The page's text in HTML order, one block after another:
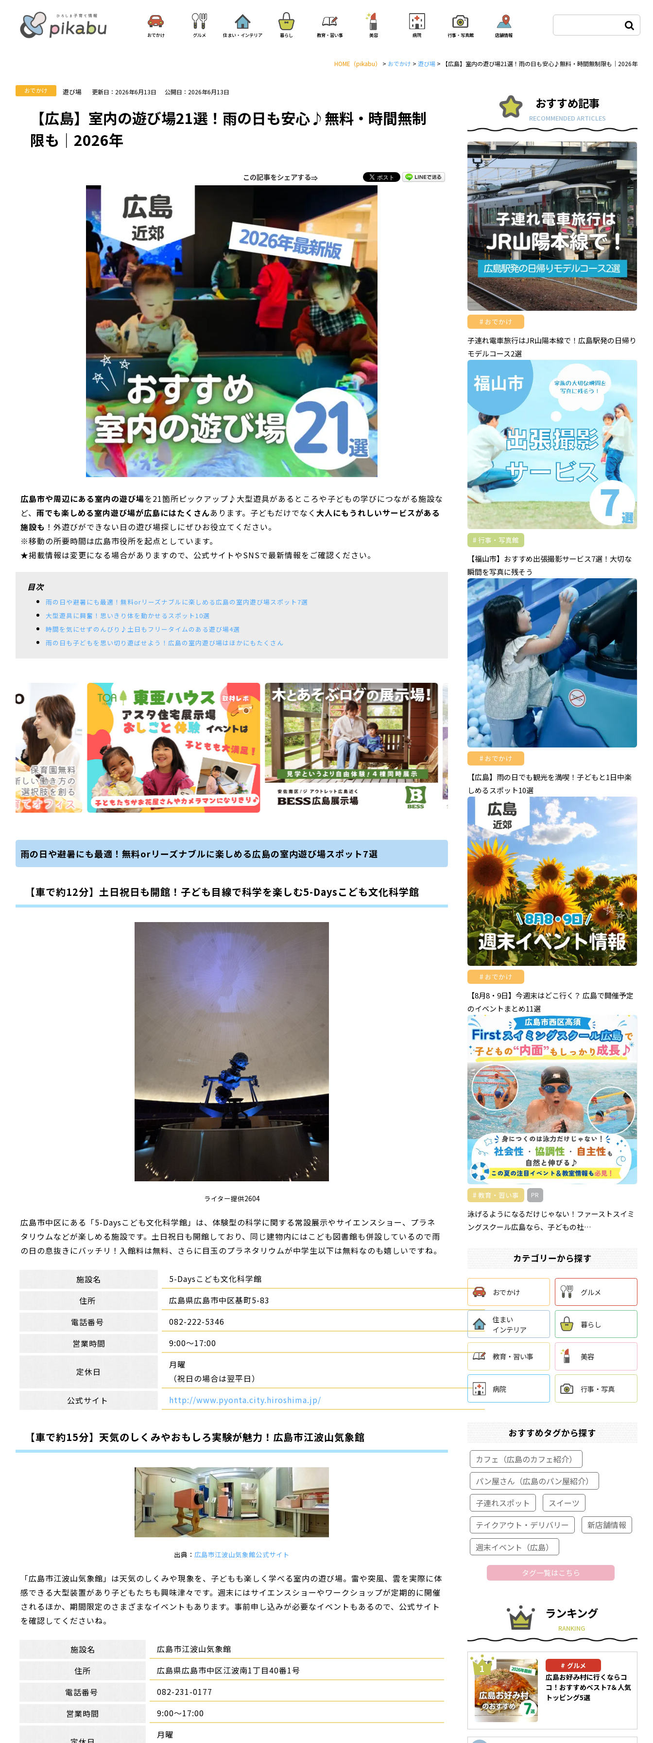
おでかけ グルメ 住まい・インテリア 暮らし 教育・習い事 美容 病院 行事・写真館 店舗情報
HOME （pikabu） > おでかけ > 遊び場 > 【広島】室内の遊び場21選！雨の日も安心♪無料・時間無制限も｜2026年
おでかけ 遊び場 更新日：2026年6月13日 公開日：2026年6月13日
【広島】室内の遊び場21選！雨の日も安心♪無料・時間無制
限も｜2026年
この記事をシェアする
広島市や周辺にある室内の遊び場を21箇所ピックアップ♪大型遊具があるところや子どもの学びにつながる施設な
ど、 雨でも楽しめる室内遊び場が広島にはたくさんあります。子どもだけでなく 大人にもうれしいサービスがある
施設も ！外遊びができない日の遊び場探しにぜひお役立てください。
※移動の所要時間は広島市役所を起点としています。
★掲載情報は変更になる場合がありますので、公式サイトやSNSで最新情報をご確認ください。
目次
雨の日や避暑にも最適！無料orリーズナブルに楽しめる広島の室内遊び場スポット7選
大型遊具に興奮！思いきり体を動かせるスポット10選
時間を気にせずのんびり♪土日もフリータイムのある遊び場4選
雨の日も子どもを思い切り遊ばせよう！広島の室内遊び場はほかにもたくさん
雨の日や避暑にも最適！無料orリーズナブルに楽しめる広島の室内遊び場スポット7選
【車で約12分】土日祝日も開館！子ども目線で科学を楽しむ5-Daysこども文化科学館
ライター提供2604
広島市中区にある「5-Daysこども文化科学館」は、体験型の科学に関する常設展示やサイエンスショー、プラネ
タリウムなどが楽しめる施設です。土日祝日も開館しており、同じ建物内にはこども図書館も併設しているので雨
の日の息抜きにバッチリ！入館料は無料、さらに目玉のプラネタリウムが中学生以下は無料なのも嬉しいですね。
施設名
5-Daysこども文化科学館
住所
広島県広島市中区基町5-83
電話番号
082-222-5346
営業時間
9:00〜17:00
定休日
月曜
（祝日の場合は翌平日）
公式サイト
http://www.pyonta.city.hiroshima.jp/
【車で約15分】天気のしくみやおもしろ実験が魅力！広島市江波山気象館
出典： 広島市江波山気象館公式サイト
「広島市江波山気象館」は天気のしくみや現象を、子どもも楽しく学べる室内の遊び場。雷や突風、雲を実際に体
感できる大型装置があり子どもたちも興味津々です。週末にはサイエンスショーやワークショップが定期的に開催
されるほか、期間限定のさまざまなイベントもあります。事前申し込みが必要なイベントもあるので、公式サイト
を確認してくださいね。
施設名
広島市江波山気象館
住所
広島県広島市中区江波南1丁目40番1号
電話番号
082-231-0177
営業時間
9:00〜17:00
月曜
おすすめ記事
RECOMMENDED ARTICLES
おでかけ
子連れ電車旅行はJR山陽本線で！広島駅発の日帰り
モデルコース2選
行事・写真館
【福山市】おすすめ出張撮影サービス7選！大切な
瞬間を写真に残そう
おでかけ
【広島】雨の日でも観光を満喫！子どもと1日中楽
しめるスポット10選
おでかけ
【8月8・9日】今週末はどこ行く？ 広島で開催予定
のイベントまとめ11選
教育・習い事 PR
泳げるようになるだけじゃない！ファーストスイミ
ングスクール広島なら、子どもの社…
カテゴリーから探す
おでかけ グルメ
住まい
インテリア
暮らし
教育・習い事 美容
病院 行事・写真
おすすめタグから探す
カフェ（広島のカフェ紹介）
パン屋さん（広島のパン屋紹介）
子連れスポット
スイーツ
テイクアウト・デリバリー
新店舗情報
週末イベント（広島）
タグ一覧はこちら
ランキング
RANKING
グルメ
広島お好み村に行くならコ
コ！おすすめベスト7＆人気
トッピング5選